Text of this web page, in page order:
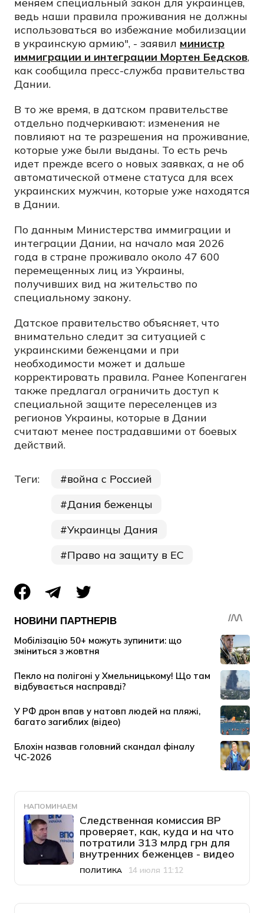
ведь наши правила проживания не должны
использоваться во избежание мобилизации
в украинскую армию", - заявил министр
иммиграции и интеграции Мортен Бедсков,
как сообщила пресс-служба правительства
Дании.
В то же время, в датском правительстве
отдельно подчеркивают: изменения не
повлияют на те разрешения на проживание,
которые уже были выданы. То есть речь
идет прежде всего о новых заявках, а не об
автоматической отмене статуса для всех
украинских мужчин, которые уже находятся
в Дании.
По данным Министерства иммиграции и
интеграции Дании, на начало мая 2026
года в стране проживало около 47 600
перемещенных лиц из Украины,
получивших вид на жительство по
специальному закону.
Датское правительство объясняет, что
внимательно следит за ситуацией с
украинскими беженцами и при
необходимости может и дальше
корректировать правила. Ранее Копенгаген
также предлагал ограничить доступ к
специальной защите переселенцев из
регионов Украины, которые в Дании
считают менее пострадавшими от боевых
действий.
Теги:
война с Россией
Дания беженцы
Украинцы Дания
Право на защиту в ЕС
НАПОМИНАЕМ
Следственная комиссия ВР
проверяет, как, куда и на что
потратили 313 млрд грн для
внутренних беженцев - видео
Категория
ПОЛИТИКА
Дата публикации
14 июля 11:12